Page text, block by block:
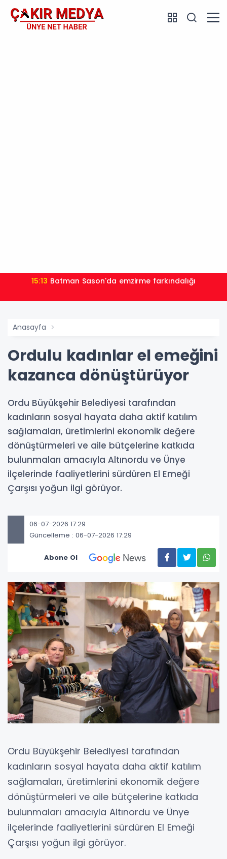
15:13 Batman Sason'da emzirme farkındalığı
Anasayfa
Ordulu kadınlar el emeğini
kazanca dönüştürüyor
Ordu Büyükşehir Belediyesi tarafından
kadınların sosyal hayata daha aktif katılım
sağlamaları, üretimlerini ekonomik değere
dönüştürmeleri ve aile bütçelerine katkıda
bulunmaları amacıyla Altınordu ve Ünye
ilçelerinde faaliyetlerini sürdüren El Emeği
Çarşısı yoğun ilgi görüyor.
06-07-2026 17:29
Güncelleme : 06-07-2026 17:29
Abone Ol
Ordu Büyükşehir Belediyesi tarafından
kadınların sosyal hayata daha aktif katılım
sağlamaları, üretimlerini ekonomik değere
dönüştürmeleri ve aile bütçelerine katkıda
bulunmaları amacıyla Altınordu ve Ünye
ilçelerinde faaliyetlerini sürdüren El Emeği
Çarşısı yoğun ilgi görüyor.